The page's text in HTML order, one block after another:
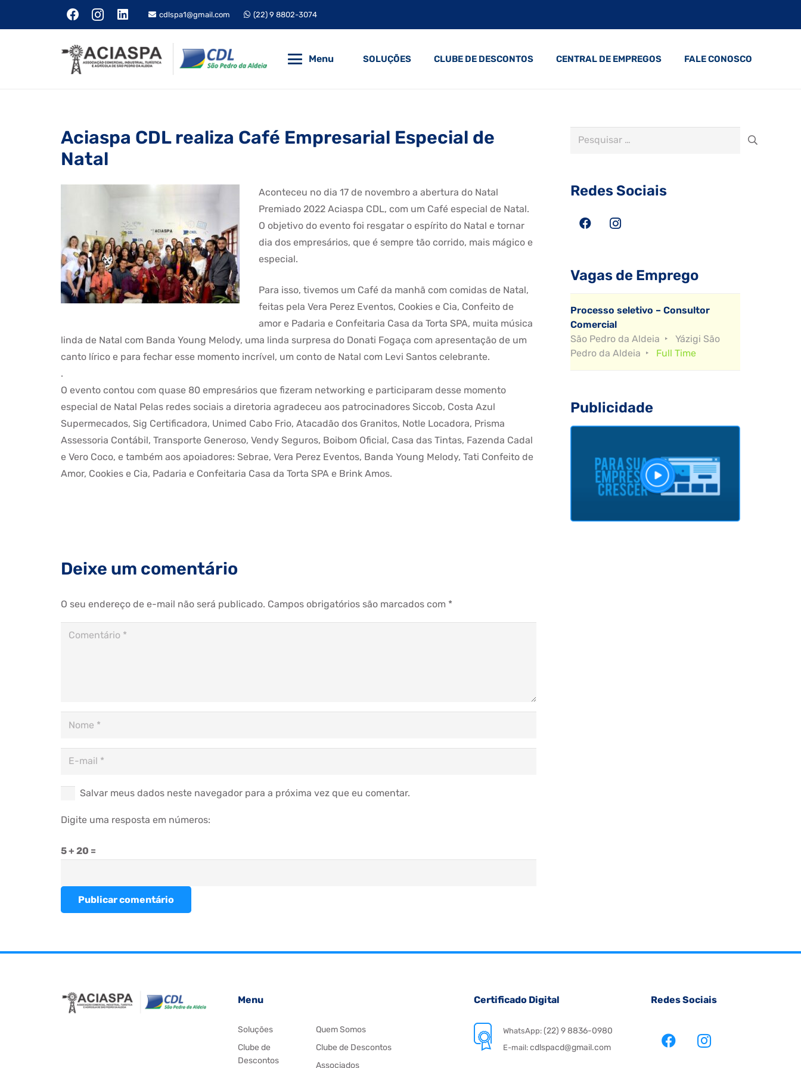
cdlspa1@gmail.com (22) 9 8802-3074
Menu SOLUÇÕES CLUBE DE DESCONTOS CENTRAL DE EMPREGOS FALE CONOSCO
Aciaspa CDL realiza Café Empresarial Especial de
Natal
Aconteceu no dia 17 de novembro a abertura do Natal
Premiado 2022 Aciaspa CDL, com um Café especial de Natal.
O objetivo do evento foi resgatar o espírito do Natal e tornar
dia dos empresários, que é sempre tão corrido, mais mágico e
especial.
Para isso, tivemos um Café da manhã com comidas de Natal,
feitas pela Vera Perez Eventos, Cookies e Cia, Confeito de
amor e Padaria e Confeitaria Casa da Torta SPA, muita música
linda de Natal com Banda Young Melody, uma linda surpresa do Donati Fogaça com apresentação de um
canto lírico e para fechar esse momento incrível, um conto de Natal com Levi Santos celebrante.
.
O evento contou com quase 80 empresários que fizeram networking e participaram desse momento
especial de Natal Pelas redes sociais a diretoria agradeceu aos patrocinadores Siccob, Costa Azul
Supermecados, Sig Certificadora, Unimed Cabo Frio, Atacadão dos Granitos, Notle Locadora, Prisma
Assessoria Contábil, Transporte Generoso, Vendy Seguros, Boibom Oficial, Casa das Tintas, Fazenda Cadal
e Vero Coco, e também aos apoiadores: Sebrae, Vera Perez Eventos, Banda Young Melody, Tati Confeito de
Amor, Cookies e Cia, Padaria e Confeitaria Casa da Torta SPA e Brink Amos.
Deixe um comentário
O seu endereço de e-mail não será publicado. Campos obrigatórios são marcados com *
Salvar meus dados neste navegador para a próxima vez que eu comentar.
Digite uma resposta em números:
5 + 20 =
Publicar comentário
Pesquisar
Redes Sociais
Vagas de Emprego
Processo seletivo – Consultor
Comercial
São Pedro da Aldeia
Yázigi São
Pedro da Aldeia
Full Time
Publicidade
Menu
Soluções
Clube de
Descontos
Quem Somos
Clube de Descontos
Associados
Certificado Digital
WhatsApp:(22) 9 8836-0980
E-mail: cdlspacd@gmail.com
Redes Sociais